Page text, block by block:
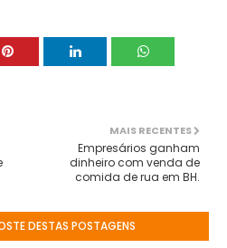
MAIS RECENTES
Empresários ganham
dinheiro com venda de
comida de rua em BH.
DESTAS POSTAGENS